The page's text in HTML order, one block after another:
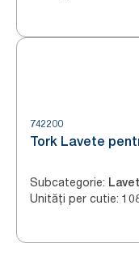
742200
Tork Lavete
Subcategorie:
Unități per cutie: